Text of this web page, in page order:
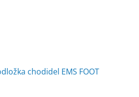
chodidel EMS FOOT